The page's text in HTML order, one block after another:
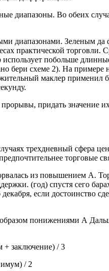
диапазоны. Во обеих
диапазонами. Зеленым
практической торговли.
побольше
бери схеме 2). На примере
маклер применил
придать значение
трехдневный сфера
торговые
из повышением А.
(год) спустя сего
если достоинство
понижениями А
+ заключение) / 3
/ 2